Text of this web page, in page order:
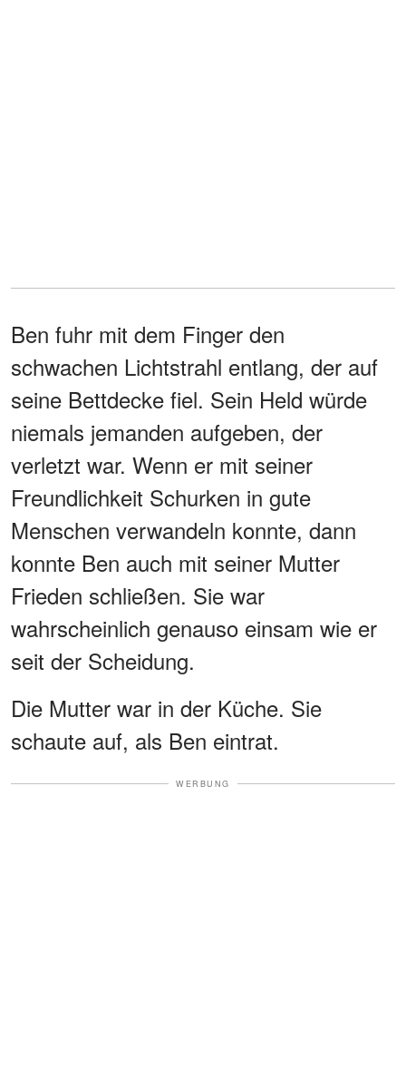
Ben fuhr mit dem Finger den
schwachen Lichtstrahl entlang, der auf
seine Bettdecke fiel. Sein Held würde
niemals jemanden aufgeben, der
verletzt war. Wenn er mit seiner
Freundlichkeit Schurken in gute
Menschen verwandeln konnte, dann
konnte Ben auch mit seiner Mutter
Frieden schließen. Sie war
wahrscheinlich genauso einsam wie er
seit der Scheidung.
Die Mutter war in der Küche. Sie
schaute auf, als Ben eintrat.
WERBUNG